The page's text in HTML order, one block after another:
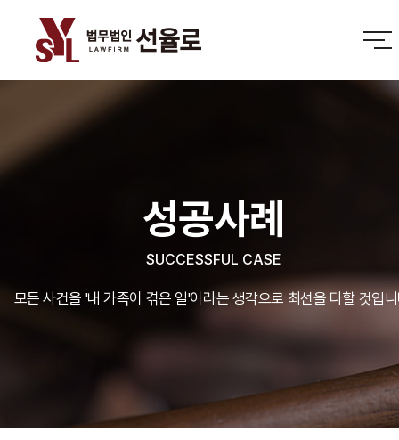
성공사례
SUCCESSFUL CASE
모든 사건을 '내 가족이 겪은 일'이라는 생각으로 최선을 다할 것입